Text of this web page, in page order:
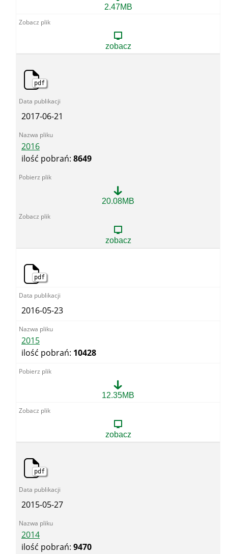
2.47MB
zobacz
pdf
2017-06-21
2016
ilość pobrań: 8649
20.08MB
zobacz
pdf
2016-05-23
2015
ilość pobrań: 10428
12.35MB
zobacz
pdf
2015-05-27
2014
ilość pobrań: 9470